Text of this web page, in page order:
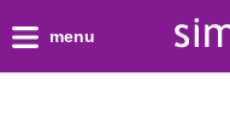
menu